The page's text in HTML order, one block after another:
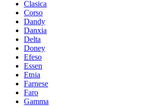
Clasica
Corso
Dandy
Danxia
Delta
Doney
Efeso
Essen
Etnia
Farnese
Faro
Gamma